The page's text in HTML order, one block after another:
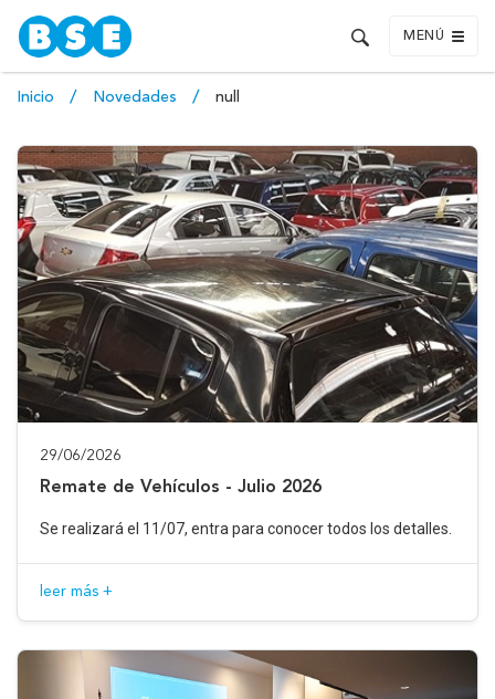
MENÚ
Inicio Novedades null
29/06/2026
Remate de Vehículos - Julio 2026
Se realizará el 11/07, entra para conocer todos los detalles.
leer más +